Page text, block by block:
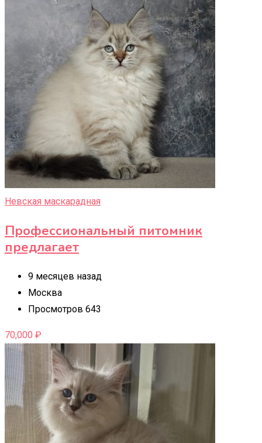
Невская маскарадная
Профессиональный питомник
предлагает
9 месяцев назад
Москва
Просмотров 643
70,000 ₽